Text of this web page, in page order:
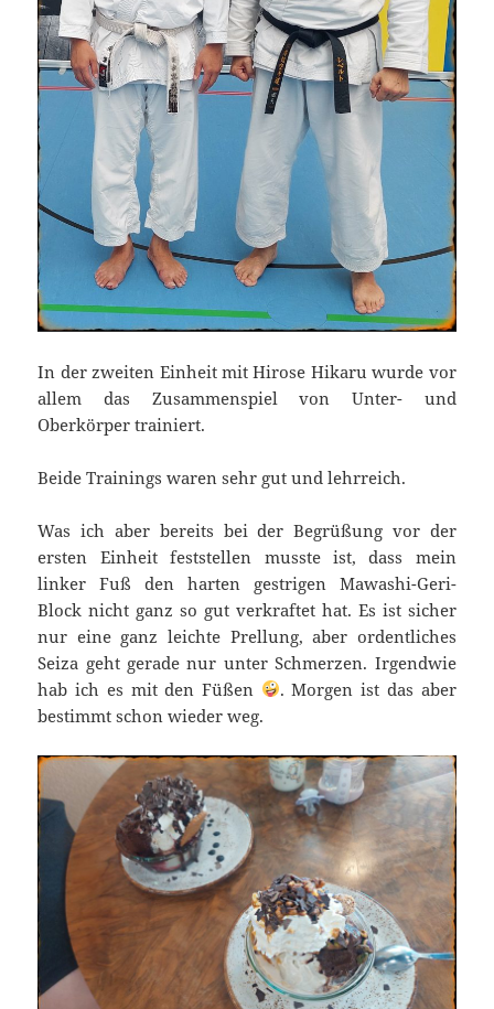
In der zweiten Einheit mit Hirose Hikaru wurde vor
allem das Zusammenspiel von Unter- und
Oberkörper trainiert.
Beide Trainings waren sehr gut und lehrreich.
Was ich aber bereits bei der Begrüßung vor der
ersten Einheit feststellen musste ist, dass mein
linker Fuß den harten gestrigen Mawashi-Geri-
Block nicht ganz so gut verkraftet hat. Es ist sicher
nur eine ganz leichte Prellung, aber ordentliches
Seiza geht gerade nur unter Schmerzen. Irgendwie
hab ich es mit den Füßen
. Morgen ist das aber
bestimmt schon wieder weg.